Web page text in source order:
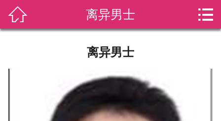
新闻动态
活动花絮
 离异男士 
离异男士